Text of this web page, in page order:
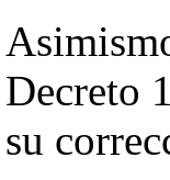
Decreto
su